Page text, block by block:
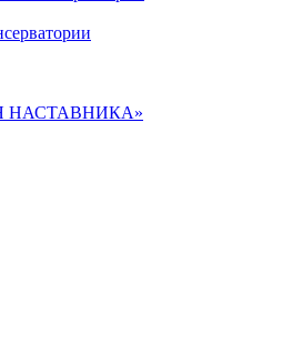
НАСТАВНИКА»